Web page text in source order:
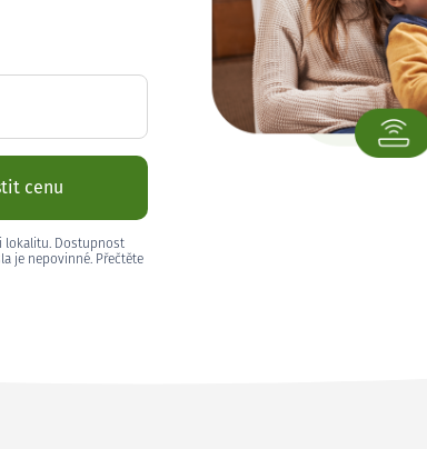
cenu
lokalitu. Dostupnost
je nepovinné. Přečtěte